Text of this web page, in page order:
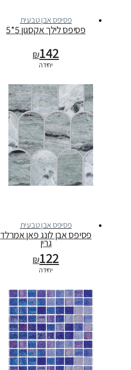
פסיפס אבן טבעית
פסיפס לילך אקסגון 5*5
₪142
יחידה
פסיפס אבן טבעית
פסיפס אבן לונג פאן אמרלד
גרין
₪122
יחידה